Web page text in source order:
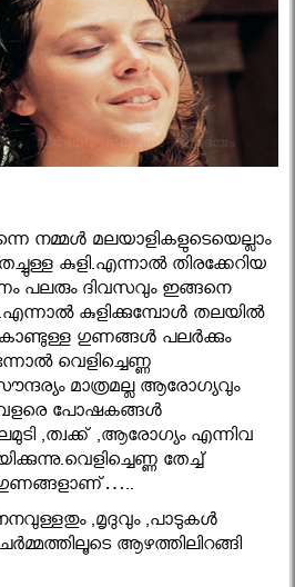
നമ്മൾ മലയാളികളുടെയെല്ലാം
കുളി.എന്നാല്‍ തിരക്കേറിയ
പലരും ദിവസവും ഇങ്ങനെ
കുളിക്കുമ്പോൾ തലയില്‍
ഗുണങ്ങൾ പലർക്കും
വെളിച്ചെണ്ണ
മാത്രമല്ല ആരോഗ്യവും
പോഷകങ്ങൾ
,ത്വക്ക് ,ആരോഗ്യം എന്നിവ
തേച്ച്
ഗുണങ്ങളാണ്…..
,മൃദുവും ,പാടുകൾ
ആഴത്തിലിറങ്ങി